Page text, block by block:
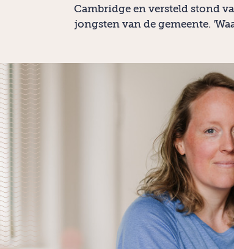
Cambridge en versteld stond
jongsten van de gemeente.